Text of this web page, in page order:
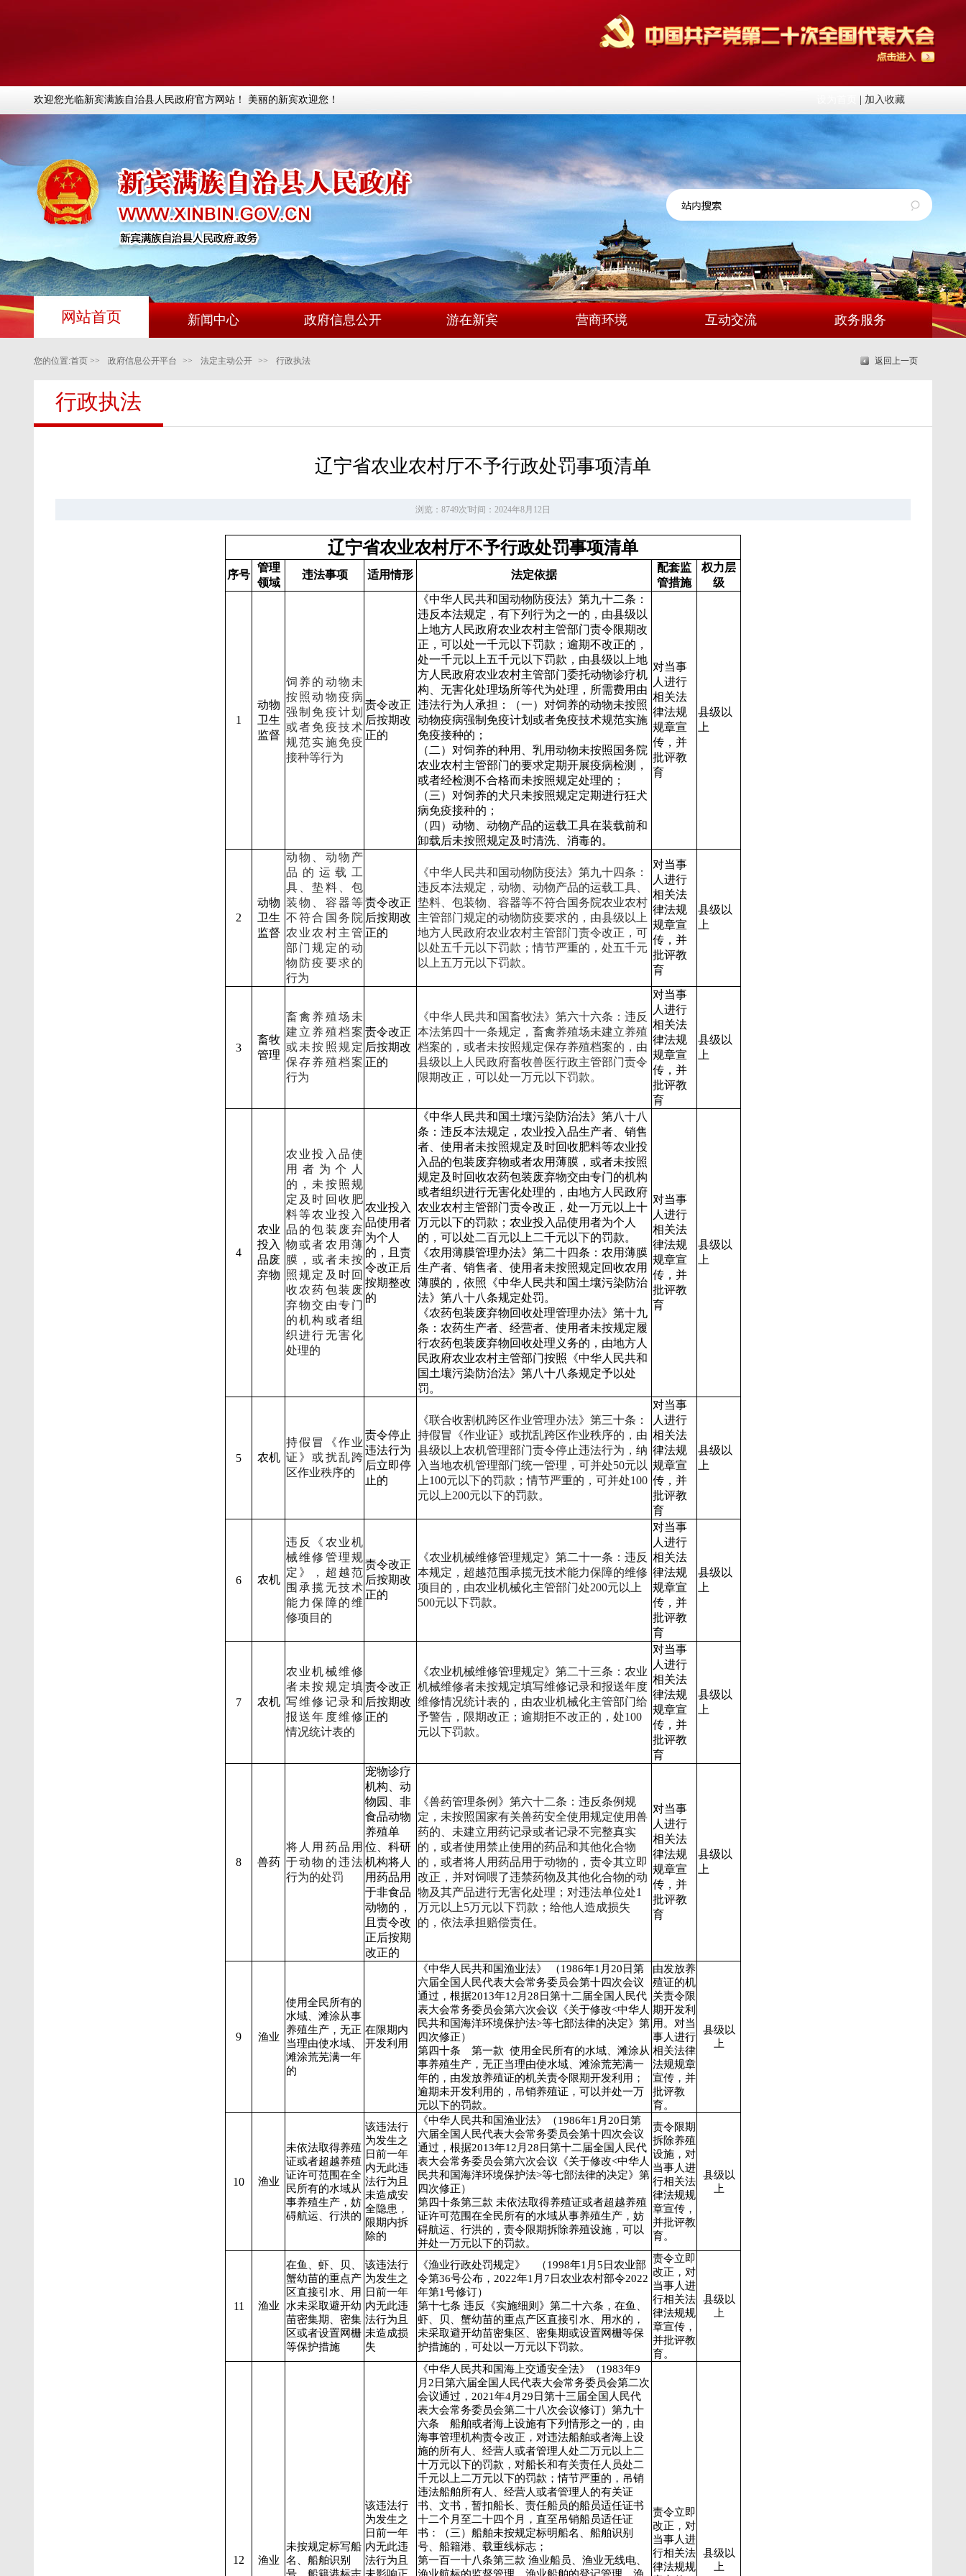
欢迎您光临新宾满族自治县人民政府官方网站！ 美丽的新宾欢迎您！ 加入收藏
网站首页 新闻中心 政府信息公开 游在新宾 营商环境 互动交流 政务服务
您的位置:首页 >> 政府信息公开平台 >> 法定主动公开 >> 行政执法 返回上一页
行政执法
辽宁省农业农村厅不予行政处罚事项清单
浏览：8749次'时间：2024年8月12日
辽宁省农业农村厅不予行政处罚事项清单
序号
管理
领域
违法事项 适用情形 法定依据
配套监
管措施
权力层
级
1
动物
卫生
监督
饲养的动物未
按照动物疫病
强制免疫计划
或者免疫技术
规范实施免疫
接种等行为
责令改正
后按期改
正的
《中华人民共和国动物防疫法》第九十二条：
违反本法规定，有下列行为之一的，由县级以
上地方人民政府农业农村主管部门责令限期改
正，可以处一千元以下罚款；逾期不改正的，
处一千元以上五千元以下罚款，由县级以上地
方人民政府农业农村主管部门委托动物诊疗机
构、无害化处理场所等代为处理，所需费用由
违法行为人承担：（一）对饲养的动物未按照
动物疫病强制免疫计划或者免疫技术规范实施
免疫接种的；
（二）对饲养的种用、乳用动物未按照国务院
农业农村主管部门的要求定期开展疫病检测，
或者经检测不合格而未按照规定处理的；
（三）对饲养的犬只未按照规定定期进行狂犬
病免疫接种的；
（四）动物、动物产品的运载工具在装载前和
卸载后未按照规定及时清洗、消毒的。
对当事
人进行
相关法
律法规
规章宣
传，并
批评教
育
县级以
上
2
动物
卫生
监督
动物、动物产
品的运载工
具、垫料、包
装物、容器等
不符合国务院
农业农村主管
部门规定的动
物防疫要求的
行为
责令改正
后按期改
正的
《中华人民共和国动物防疫法》第九十四条：
违反本法规定，动物、动物产品的运载工具、
垫料、包装物、容器等不符合国务院农业农村
主管部门规定的动物防疫要求的，由县级以上
地方人民政府农业农村主管部门责令改正，可
以处五千元以下罚款；情节严重的，处五千元
以上五万元以下罚款。
对当事
人进行
相关法
律法规
规章宣
传，并
批评教
育
县级以
上
3
畜牧
管理
畜禽养殖场未
建立养殖档案
或未按照规定
保存养殖档案
行为
责令改正
后按期改
正的
《中华人民共和国畜牧法》第六十六条：违反
本法第四十一条规定，畜禽养殖场未建立养殖
档案的，或者未按照规定保存养殖档案的，由
县级以上人民政府畜牧兽医行政主管部门责令
限期改正，可以处一万元以下罚款。
对当事
人进行
相关法
律法规
规章宣
传，并
批评教
育
县级以
上
4
农业
投入
品废
弃物
农业投入品使
用者为个人
的，未按照规
定及时回收肥
料等农业投入
品的包装废弃
物或者农用薄
膜，或者未按
照规定及时回
收农药包装废
弃物交由专门
的机构或者组
织进行无害化
处理的
农业投入
品使用者
为个人
的，且责
令改正后
按期整改
的
《中华人民共和国土壤污染防治法》第八十八
条：违反本法规定，农业投入品生产者、销售
者、使用者未按照规定及时回收肥料等农业投
入品的包装废弃物或者农用薄膜，或者未按照
规定及时回收农药包装废弃物交由专门的机构
或者组织进行无害化处理的，由地方人民政府
农业农村主管部门责令改正，处一万元以上十
万元以下的罚款；农业投入品使用者为个人
的，可以处二百元以上二千元以下的罚款。
《农用薄膜管理办法》第二十四条：农用薄膜
生产者、销售者、使用者未按照规定回收农用
薄膜的，依照《中华人民共和国土壤污染防治
法》第八十八条规定处罚。
《农药包装废弃物回收处理管理办法》第十九
条：农药生产者、经营者、使用者未按规定履
行农药包装废弃物回收处理义务的，由地方人
民政府农业农村主管部门按照《中华人民共和
国土壤污染防治法》第八十八条规定予以处
罚。
对当事
人进行
相关法
律法规
规章宣
传，并
批评教
育
县级以
上
5 农机
持假冒《作业
证》或扰乱跨
区作业秩序的
责令停止
违法行为
后立即停
止的
《联合收割机跨区作业管理办法》第三十条：
持假冒《作业证》或扰乱跨区作业秩序的，由
县级以上农机管理部门责令停止违法行为，纳
入当地农机管理部门统一管理，可并处50元以
上100元以下的罚款；情节严重的，可并处100
元以上200元以下的罚款。
对当事
人进行
相关法
律法规
规章宣
传，并
批评教
育
县级以
上
6 农机
违反《农业机
械维修管理规
定》，超越范
围承揽无技术
能力保障的维
修项目的
责令改正
后按期改
正的
《农业机械维修管理规定》第二十一条：违反
本规定，超越范围承揽无技术能力保障的维修
项目的，由农业机械化主管部门处200元以上
500元以下罚款。
对当事
人进行
相关法
律法规
规章宣
传，并
批评教
育
县级以
上
7 农机
农业机械维修
者未按规定填
写维修记录和
报送年度维修
情况统计表的
责令改正
后按期改
正的
《农业机械维修管理规定》第二十三条：农业
机械维修者未按规定填写维修记录和报送年度
维修情况统计表的，由农业机械化主管部门给
予警告，限期改正；逾期拒不改正的，处100
元以下罚款。
对当事
人进行
相关法
律法规
规章宣
传，并
批评教
育
县级以
上
8 兽药
将人用药品用
于动物的违法
行为的处罚
宠物诊疗
机构、动
物园、非
食品动物
养殖单
位、科研
机构将人
用药品用
于非食品
动物的，
且责令改
正后按期
改正的
《兽药管理条例》第六十二条：违反条例规
定，未按照国家有关兽药安全使用规定使用兽
药的、未建立用药记录或者记录不完整真实
的，或者使用禁止使用的药品和其他化合物
的，或者将人用药品用于动物的，责令其立即
改正，并对饲喂了违禁药物及其他化合物的动
物及其产品进行无害化处理；对违法单位处1
万元以上5万元以下罚款；给他人造成损失
的，依法承担赔偿责任。
对当事
人进行
相关法
律法规
规章宣
传，并
批评教
育
县级以
上
9 渔业
使用全民所有的
水域、滩涂从事
养殖生产，无正
当理由使水域、
滩涂荒芜满一年
的
在限期内
开发利用
《中华人民共和国渔业法》 （1986年1月20日第
六届全国人民代表大会常务委员会第十四次会议
通过，根据2013年12月28日第十二届全国人民代
表大会常务委员会第六次会议《关于修改<中华人
民共和国海洋环境保护法>等七部法律的决定》第
四次修正）
第四十条 第一款 使用全民所有的水域、滩涂从
事养殖生产，无正当理由使水域、滩涂荒芜满一
年的，由发放养殖证的机关责令限期开发利用；
逾期未开发利用的，吊销养殖证，可以并处一万
元以下的罚款。
由发放养
殖证的机
关责令限
期开发利
用。对当
事人进行
相关法律
法规规章
宣传，并
批评教
育。
县级以
上
10 渔业
未依法取得养殖
证或者超越养殖
证许可范围在全
民所有的水域从
事养殖生产，妨
碍航运、行洪的
该违法行
为发生之
日前一年
内无此违
法行为且
未造成安
全隐患，
限期内拆
除的
《中华人民共和国渔业法》（1986年1月20日第
六届全国人民代表大会常务委员会第十四次会议
通过，根据2013年12月28日第十二届全国人民代
表大会常务委员会第六次会议《关于修改<中华人
民共和国海洋环境保护法>等七部法律的决定》第
四次修正）
第四十条第三款 未依法取得养殖证或者超越养殖
证许可范围在全民所有的水域从事养殖生产，妨
碍航运、行洪的，责令限期拆除养殖设施，可以
并处一万元以下的罚款。
责令限期
拆除养殖
设施，对
当事人进
行相关法
律法规规
章宣传，
并批评教
育。
县级以
上
11 渔业
在鱼、虾、贝、
蟹幼苗的重点产
区直接引水、用
水未采取避开幼
苗密集期、密集
区或者设置网栅
等保护措施
该违法行
为发生之
日前一年
内无此违
法行为且
未造成损
失
《渔业行政处罚规定》 （1998年1月5日农业部
令第36号公布，2022年1月7日农业农村部令2022
年第1号修订）
第十七条 违反《实施细则》第二十六条，在鱼、
虾、贝、蟹幼苗的重点产区直接引水、用水的，
未采取避开幼苗密集区、密集期或设置网栅等保
护措施的，可处以一万元以下罚款。
责令立即
改正，对
当事人进
行相关法
律法规规
章宣传，
并批评教
育。
县级以
上
12 渔业
未按规定标写船
名、船舶识别
该违法行
为发生之
日前一年
内无此违
法行为且
《中华人民共和国海上交通安全法》（1983年9
月2日第六届全国人民代表大会常务委员会第二次
会议通过，2021年4月29日第十三届全国人民代
表大会常务委员会第二十八次会议修订）第九十
六条 船舶或者海上设施有下列情形之一的，由
海事管理机构责令改正，对违法船舶或者海上设
施的所有人、经营人或者管理人处二万元以上二
十万元以下的罚款，对船长和有关责任人员处二
千元以上二万元以下的罚款；情节严重的，吊销
违法船舶所有人、经营人或者管理人的有关证
书、文书，暂扣船长、责任船员的船员适任证书
十二个月至二十四个月，直至吊销船员适任证
书：（三）船舶未按规定标明船名、船舶识别
号、船籍港、载重线标志；
第一百一十八条第三款 渔业船员、渔业无线电、
责令立即
改正，对
当事人进
行相关法
律法规规
县级以
上